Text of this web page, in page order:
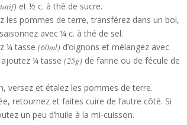
et ½ c. à thé de sucre.
les pommes de terre, transférez dans un bol,
avec ¼ c. à thé de sel.
¼ tasse (60ml) d’oignons et mélangez avec
¼ tasse (25g) de farine ou de fécule de
versez et étalez les pommes de terre.
retournez et faites cuire de l’autre côté. Si
un peu d’huile à la mi-cuisson.